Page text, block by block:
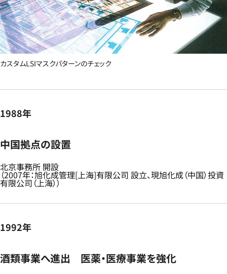
カスタムLSIマスクパターンのチェック
1988年
中国拠点の設置​
北京事務所 開設​
（2007年：旭化成管理[上海]有限公司 設立、現旭化成（中国）投資
有限公司（上海））​
1992年
酒類事業へ進出 医薬・医療事業を強化​